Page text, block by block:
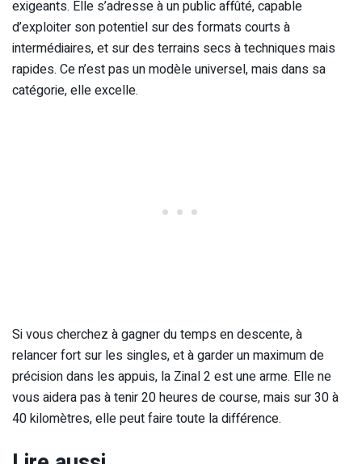
exigeants. Elle s’adresse à un public affûté, capable
d’exploiter son potentiel sur des formats courts à
intermédiaires, et sur des terrains secs à techniques mais
rapides. Ce n’est pas un modèle universel, mais dans sa
catégorie, elle excelle.
Si vous cherchez à gagner du temps en descente, à
relancer fort sur les singles, et à garder un maximum de
précision dans les appuis, la Zinal 2 est une arme. Elle ne
vous aidera pas à tenir 20 heures de course, mais sur 30 à
40 kilomètres, elle peut faire toute la différence.